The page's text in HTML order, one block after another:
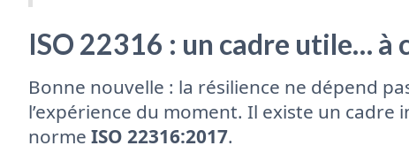
ISO 22316 : un cadre utile…
Bonne nouvelle : la résilience ne dépend
l’expérience du moment. Il existe un
norme ISO 22316:2017.